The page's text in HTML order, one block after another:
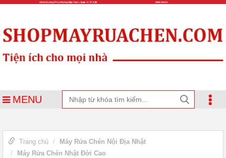
MENU
Trang chủ
Máy Rửa Chén Nội Địa Nhật
Máy Rửa Chén Nhật Đời Cao